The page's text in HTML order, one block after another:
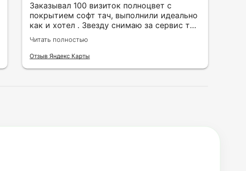
Заказывал 100 визиток полноцвет с
покрытием софт тач, выполнили идеально
как и хотел . Звезду снимаю за сервис так
как в первый день приехал за 30 мин до
закрытия а на месте никого не было.
Читать полностью
Отзыв Яндекс Карты